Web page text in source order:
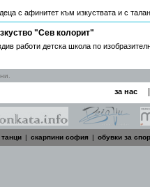
с афинитет към изкуствата и с
"Сев колорит"
работи детска школа по
за нас |
| скарпини софия | обувки за